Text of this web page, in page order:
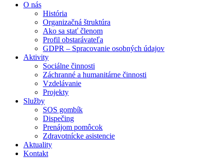
O nás
História
Organizačná štruktúra
Ako sa stať členom
Profil obstarávateľa
GDPR – Spracovanie osobných údajov
Aktivity
Sociálne činnosti
Záchranné a humanitárne činnosti
Vzdelávanie
Projekty
Služby
SOS gombík
Dispečing
Prenájom pomôcok
Zdravotnícke asistencie
Aktuality
Kontakt